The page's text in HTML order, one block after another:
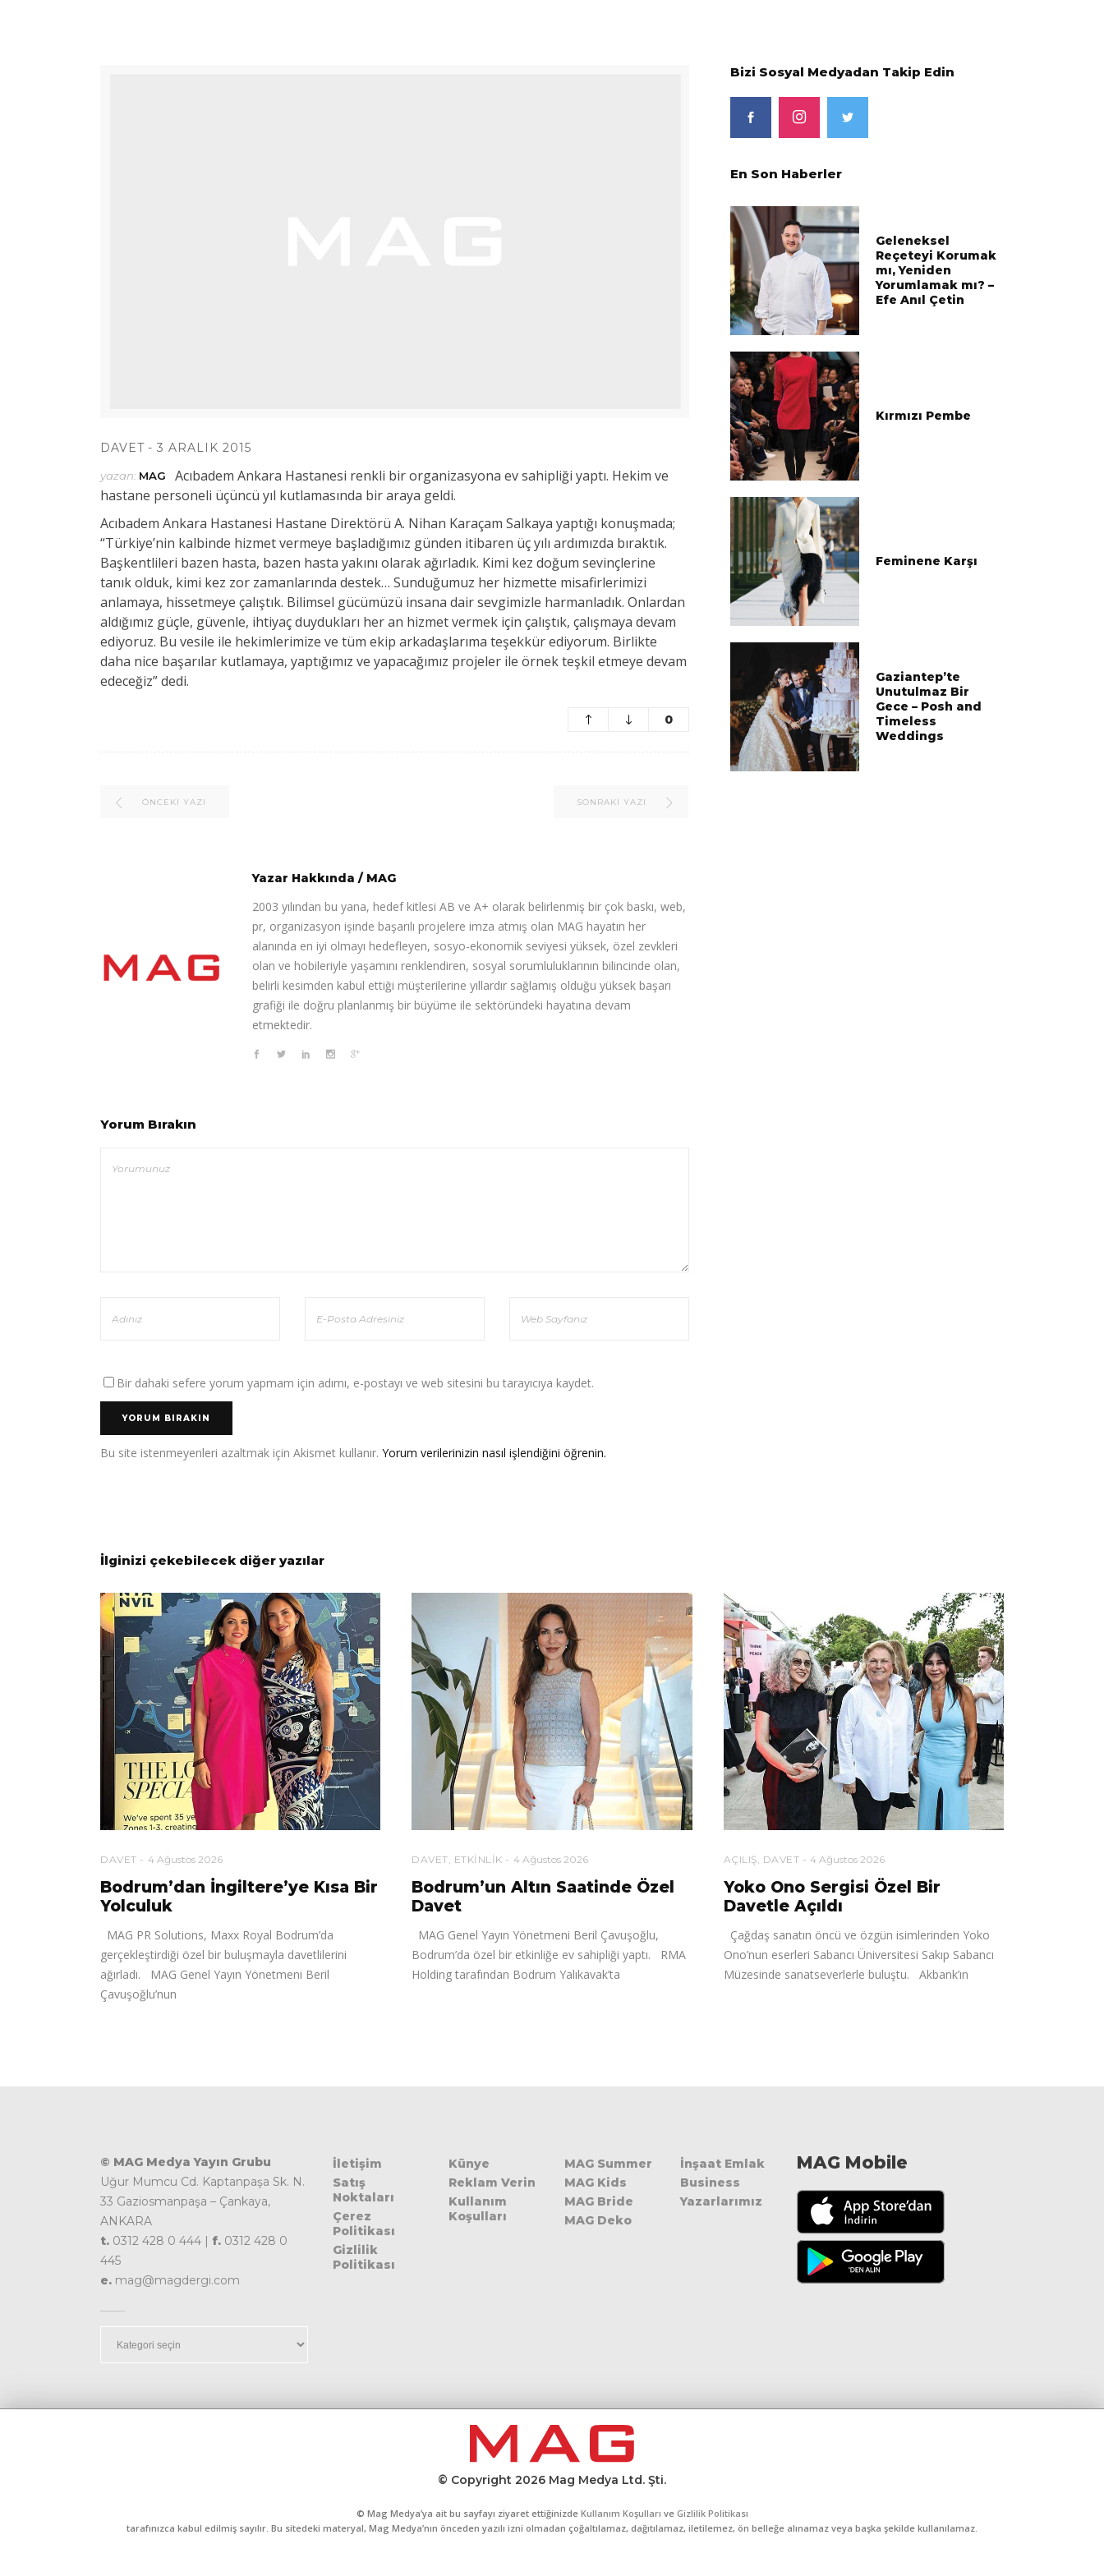
DAVET 3 ARALIK 2015
yazan: MAG
Acıbadem Ankara Hastanesi renkli bir organizasyona ev sahipliği yaptı. Hekim ve
hastane personeli üçüncü yıl kutlamasında bir araya geldi.
Acıbadem Ankara Hastanesi Hastane Direktörü A. Nihan Karaçam Salkaya yaptığı konuşmada;
“Türkiye’nin kalbinde hizmet vermeye başladığımız günden itibaren üç yılı ardımızda bıraktık.
Başkentlileri bazen hasta, bazen hasta yakını olarak ağırladık. Kimi kez doğum sevinçlerine
tanık olduk, kimi kez zor zamanlarında destek… Sunduğumuz her hizmette misafirlerimizi
anlamaya, hissetmeye çalıştık. Bilimsel gücümüzü insana dair sevgimizle harmanladık. Onlardan
aldığımız güçle, güvenle, ihtiyaç duydukları her an hizmet vermek için çalıştık, çalışmaya devam
ediyoruz. Bu vesile ile hekimlerimize ve tüm ekip arkadaşlarıma teşekkür ediyorum. Birlikte
daha nice başarılar kutlamaya, yaptığımız ve yapacağımız projeler ile örnek teşkil etmeye devam
edeceğiz” dedi.
0
ÖNCEKI YAZI SONRAKI YAZI
Yazar Hakkında / MAG
2003 yılından bu yana, hedef kitlesi AB ve A+ olarak belirlenmiş bir çok baskı, web,
pr, organizasyon işinde başarılı projelere imza atmış olan MAG hayatın her
alanında en iyi olmayı hedefleyen, sosyo-ekonomik seviyesi yüksek, özel zevkleri
olan ve hobileriyle yaşamını renklendiren, sosyal sorumluluklarının bilincinde olan,
belirli kesimden kabul ettiği müşterilerine yıllardır sağlamış olduğu yüksek başarı
grafiği ile doğru planlanmış bir büyüme ile sektöründeki hayatına devam
etmektedir.
Yorum Bırakın
Bir dahaki sefere yorum yapmam için adımı, e-postayı ve web sitesini bu tarayıcıya kaydet.
Bu site istenmeyenleri azaltmak için Akismet kullanır. Yorum verilerinizin nasıl işlendiğini öğrenin.
Bizi Sosyal Medyadan Takip Edin
En Son Haberler
Geleneksel
Reçeteyi Korumak
mı, Yeniden
Yorumlamak mı? –
Efe Anıl Çetin
Kırmızı Pembe
Feminene Karşı
Gaziantep’te
Unutulmaz Bir
Gece – Posh and
Timeless
Weddings
İlginizi çekebilecek diğer yazılar
DAVET 4 Ağustos 2026
Bodrum’dan İngiltere’ye Kısa Bir
Yolculuk
MAG PR Solutions, Maxx Royal Bodrum’da
gerçekleştirdiği özel bir buluşmayla davetlilerini
ağırladı. MAG Genel Yayın Yönetmeni Beril
Çavuşoğlu’nun
DAVET, ETKINLIK 4 Ağustos 2026
Bodrum’un Altın Saatinde Özel
Davet
MAG Genel Yayın Yönetmeni Beril Çavuşoğlu,
Bodrum’da özel bir etkinliğe ev sahipliği yaptı. RMA
Holding tarafından Bodrum Yalıkavak’ta
AÇILIŞ, DAVET 4 Ağustos 2026
Yoko Ono Sergisi Özel Bir
Davetle Açıldı
Çağdaş sanatın öncü ve özgün isimlerinden Yoko
Ono’nun eserleri Sabancı Üniversitesi Sakıp Sabancı
Müzesinde sanatseverlerle buluştu. Akbank’ın
© MAG Medya Yayın Grubu
Uğur Mumcu Cd. Kaptanpaşa Sk. N.
33 Gaziosmanpaşa – Çankaya,
ANKARA
t. 0312 428 0 444 | f. 0312 428 0
445
e. mag@magdergi.com
İletişim
Satış
Noktaları
Çerez
Politikası
Gizlilik
Politikası
Künye
Reklam Verin
Kullanım
Koşulları
MAG Summer
MAG Kids
MAG Bride
MAG Deko
İnşaat Emlak
Business
Yazarlarımız
MAG Mobile
© Copyright 2026 Mag Medya Ltd. Şti.
© Mag Medya’ya ait bu sayfayı ziyaret ettiğinizde Kullanım Koşulları ve Gizlilik Politikası
tarafınızca kabul edilmiş sayılır. Bu sitedeki materyal, Mag Medya’nın önceden yazılı izni olmadan çoğaltılamaz, dağıtılamaz, iletilemez, ön belleğe alınamaz veya başka şekilde kullanılamaz.